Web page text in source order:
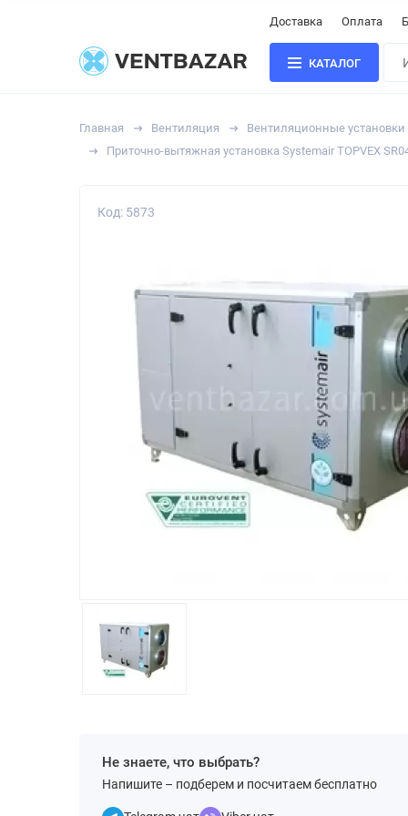
Доставка Оплата
КАТАЛОГ
Главная Вентиляция Вентиляционные установки
Приточно-вытяжная установка Systemair TOPVEX
Код: 5873
Не знаете, что выбрать?
Напишите – подберем и посчитаем бесплатно